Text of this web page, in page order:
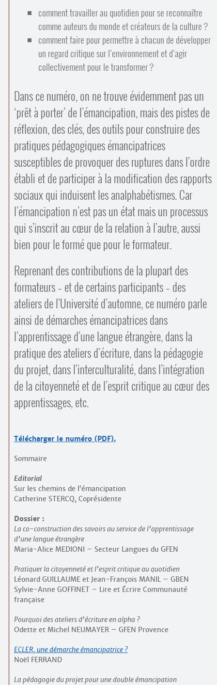
comment travailler au quotidien pour se reconnaître
comme auteurs du monde et créateurs de la culture ?
comment faire pour permettre à chacun de développer
un regard critique sur l’environnement et d’agir
collectivement pour le transformer ?
Dans ce numéro, on ne trouve évidemment pas un
‘prêt à porter’ de l’émancipation, mais des pistes de
réflexion, des clés, des outils pour construire des
pratiques pédagogiques émancipatrices
susceptibles de provoquer des ruptures dans l’ordre
établi et de participer à la modification des rapports
sociaux qui induisent les analphabétismes. Car
l’émancipation n’est pas un état mais un processus
qui s’inscrit au cœur de la relation à l’autre, aussi
bien pour le formé que pour le formateur.
Reprenant des contributions de la plupart des
formateurs – et de certains participants – des
ateliers de l’Université d’automne, ce numéro parle
ainsi de démarches émancipatrices dans
l’apprentissage d’une langue étrangère, dans la
pratique des ateliers d’écriture, dans la pédagogie
du projet, dans l’interculturalité, dans l’intégration
de la citoyenneté et de l’esprit critique au cœur des
apprentissages, etc.
Télécharger le numéro (PDF).
Sommaire
Editorial
Sur les chemins de l’émancipation
Catherine STERCQ, Coprésidente
Dossier :
La co-construction des savoirs au service de l’apprentissage
d’une langue étrangère
Maria-Alice MEDIONI – Secteur Langues du GFEN
Pratiquer la citoyenneté et l’esprit critique au quotidien
Léonard GUILLAUME et Jean-François MANIL – GBEN
Sylvie-Anne GOFFINET – Lire et Écrire Communauté
française
Pourquoi des ateliers d’écriture en alpha ?
Odette et Michel NEUMAYER – GFEN Provence
ECLER, une démarche émancipatrice ?
Noël FERRAND
La pédagogie du projet pour une double émancipation